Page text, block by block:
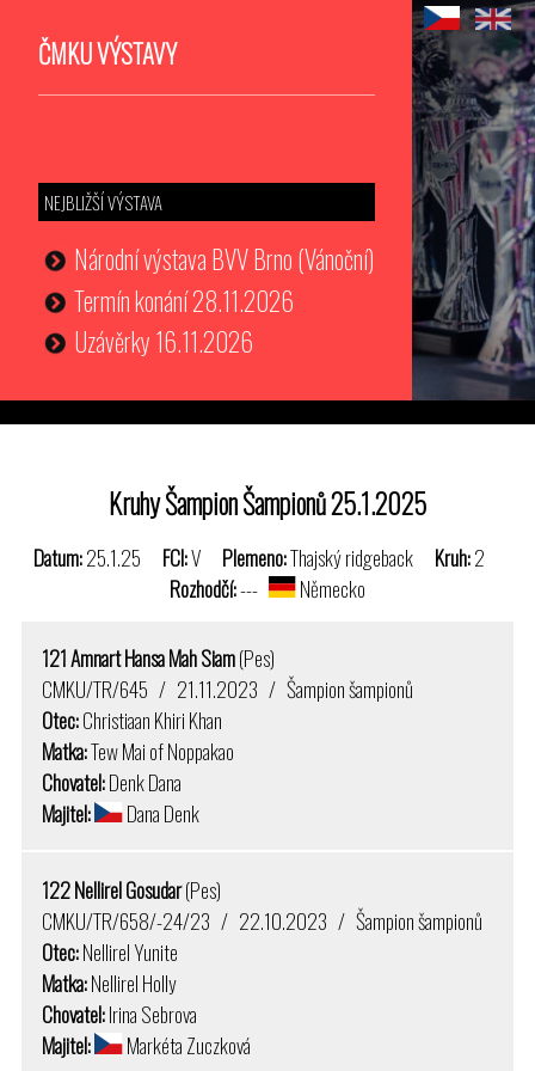
ČMKU VÝSTAVY
NEJBLIŽŠÍ VÝSTAVA
Národní výstava BVV Brno (Vánoční)
Termín konání 28.11.2026
Uzávěrky 16.11.2026
Kruhy Šampion Šampionů 25.1.2025
Datum:25.1.25 FCI:V Plemeno:Thajský ridgeback Kruh:2
Rozhodčí:--- Německo
121 Amnart Hansa Mah Siam(Pes)
CMKU/TR/645 / 21.11.2023 / Šampion šampionů
Otec:Christiaan Khiri Khan
Matka:Tew Mai of Noppakao
Chovatel:Denk Dana
Majitel:
Dana Denk
122 Nellirel Gosudar(Pes)
CMKU/TR/658/-24/23 / 22.10.2023 / Šampion šampionů
Otec:Nellirel Yunite
Matka:Nellirel Holly
Chovatel:Irina Sebrova
Majitel:
Markéta Zuczková